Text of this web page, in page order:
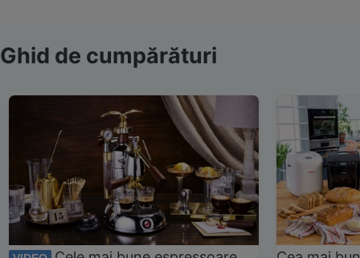
Ghid de cumpărături